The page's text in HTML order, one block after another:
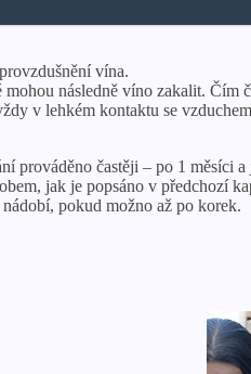
vína.
následně víno zakalit. Čím
v lehkém kontaktu se
častěji – po 1 měsíci
jak je popsáno v předchozí
pokud možno až po korek.